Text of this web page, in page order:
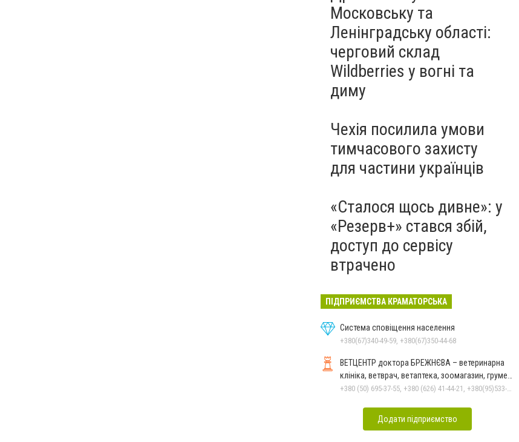
Московську та
Ленінградську області:
черговий склад
Wildberries у вогні та
диму
Чехія посилила умови
тимчасового захисту
для частини українців
«Сталося щось дивне»: у
«Резерв+» стався збій,
доступ до сервісу
втрачено
ПІДПРИЄМСТВА КРАМАТОРСЬКА
Система сповіщення населення
+380(67)340-49-59, +380(67)350-44-68
ВЕТЦЕНТР доктора БРЕЖНЄВА – ветеринарна
клініка, ветврач, ветаптека, зоомагазин, грумер,
стрижки.
+380 (50) 695-37-55, +380 (626) 41-44-21, +380(95)533-90-03
Додати підприємство